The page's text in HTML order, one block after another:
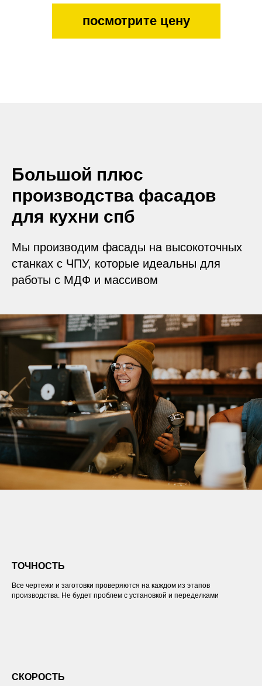
посмотрите цену
Большой плюс
производства фасадов
для кухни спб
Мы производим фасады на высокоточных
станках с ЧПУ, которые идеальны для
работы с МДФ и массивом
ТОЧНОСТЬ
Все чертежи и заготовки проверяются на каждом из этапов
производства. Не будет проблем с установкой и переделками
СКОРОСТЬ